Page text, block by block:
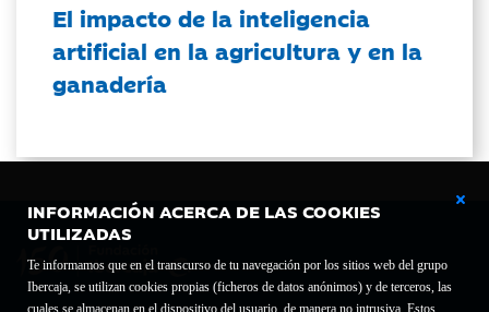
INFORMACIÓN ACERCA DE LAS COOKIES
UTILIZADAS
Te informamos que en el transcurso de tu navegación por los sitios web del grupo
Ibercaja, se utilizan cookies propias (ficheros de datos anónimos) y de terceros, las
cuales se almacenan en el dispositivo del usuario, de manera no intrusiva. Estos
El impacto de la inteligencia
artificial en la agricultura y en la
ganadería